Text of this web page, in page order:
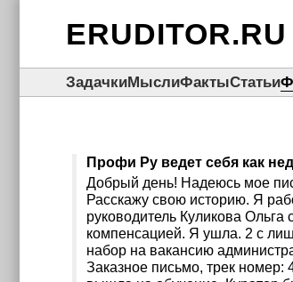
ERUDITOR.RU
ЗадачкиМыслиФактыСтатьи
Профи Ру ведет себя как
Добрый день! Надеюсь мое
Расскажу свою историю. Я
руководитель Куликова
компенсацией. Я ушла. 2 с
набор на вакансию
Заказное письмо, трек